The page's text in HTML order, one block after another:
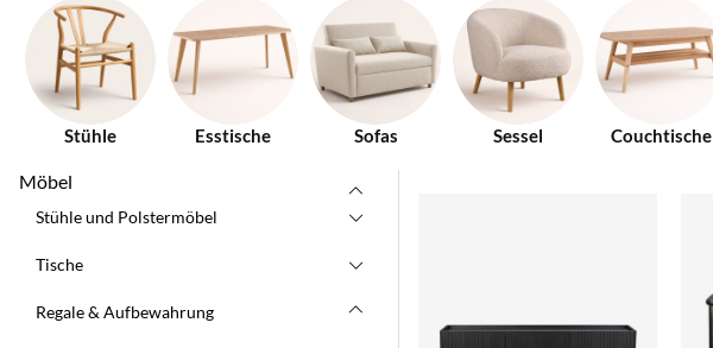
Stühle Esstische Sofas Sessel Couchtische
Möbel
Stühle und Polstermöbel
Tische
Regale & Aufbewahrung